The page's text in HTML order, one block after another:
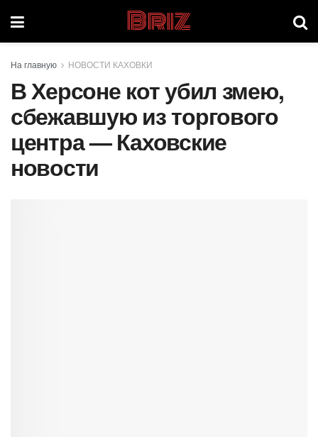
Briz
На главную НОВОСТИ КАХОВКИ
В Херсоне кот убил змею,
сбежавшую из торгового
центра — Каховские
новости